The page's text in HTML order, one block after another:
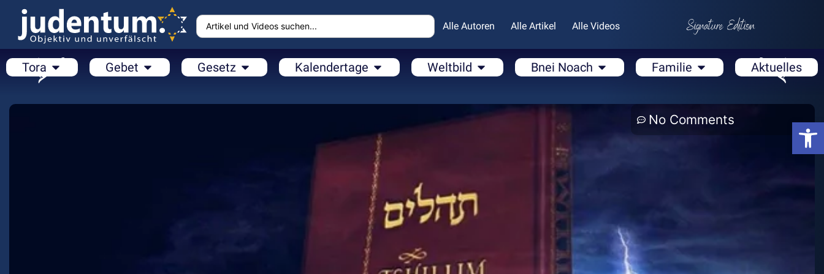
Alle Autoren Alle Artikel Alle Videos
Tora Gebet Gesetz Kalendertage Weltbild Bnei Noach Familie Aktuelles
No Comments